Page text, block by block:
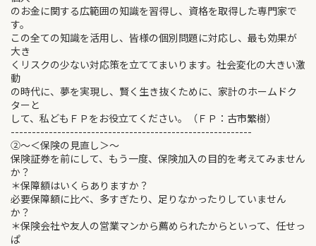
のお金に関する広範囲の知識を習得し、資格を取得した専門家で
す。
この全ての知識を活用し、皆様の個別問題に対応し、最も効果が
大き
くリスクの少ない対応策を立ててまいります。社会変化の大きい激
動
の時代に、夢を実現し、賢く生き抜くために、家計のホームドク
ターと
して、私どもＦＰをお役立てください。（ＦＰ：古市繁樹）
---------------------------------------------------------
②～＜保険の見直し＞～
保険証券を前にして、もう一度、保険加入の目的を考えてみません
か？
＊保障額はいくらありますか？
必要保障額に比べ、多すぎたり、足りなかったりしていません
か？
＊保険会社や友人の営業マンから薦められたからといって、任せっ
ぱ